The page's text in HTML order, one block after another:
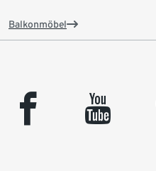
Balkonmöbel
facebook youtube